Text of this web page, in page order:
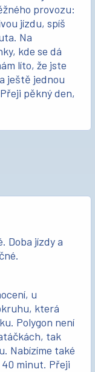
provozu:
jízdu, spíš
Na
kde se dá
líto, že jste
ještě jednou
pěkný den,
Doba jízdy a
u
která
Polygon není
tak
Nabízíme také
40 minut. Přeji